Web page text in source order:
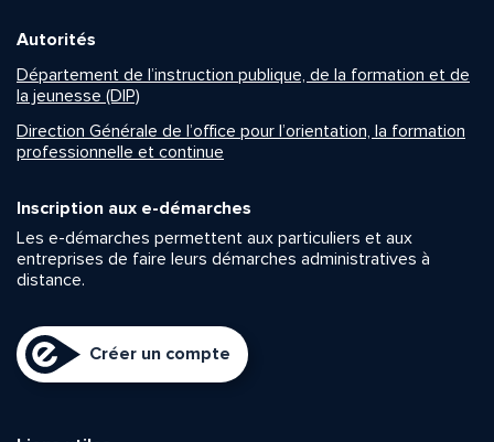
Autorités
Département de l’instruction publique, de la formation et de
la jeunesse (DIP)
Direction Générale de l’office pour l’orientation, la formation
professionnelle et continue
Inscription aux e-démarches
Les e-démarches permettent aux particuliers et aux
entreprises de faire leurs démarches administratives à
distance.
Créer un compte